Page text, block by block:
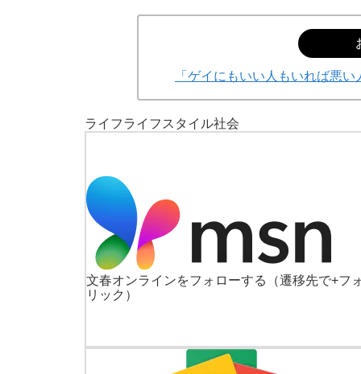
「ゲイにもいい人もいれば悪
ライフライフスタイル社会
文春オンラインをフォローする
（遷移先で+フ
リック）